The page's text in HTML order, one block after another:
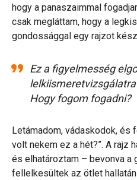
hogy a panaszaimmal
csak megláttam, hogy a
gondossággal egy rajzot
Ez a figyelmesség
Hogy fogom fogadni?
Letámadom, vádaskodok, és
volt nekem ez a hét?”. A rajz
és elhatároztam – bevonva a
fellelkesültek az ötlet